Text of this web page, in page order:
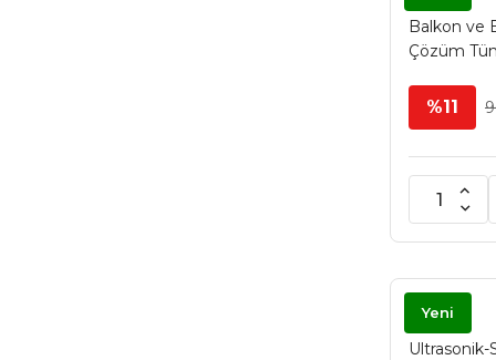
Balkon ve
Çözüm
%11
Yeni
LEAVEN